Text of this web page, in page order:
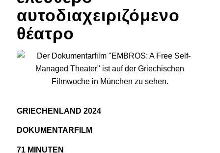
αυτοδιαχειριζόμενο
θέατρο
GRIECHENLAND 2024
DOKUMENTARFILM
71 MINUTEN